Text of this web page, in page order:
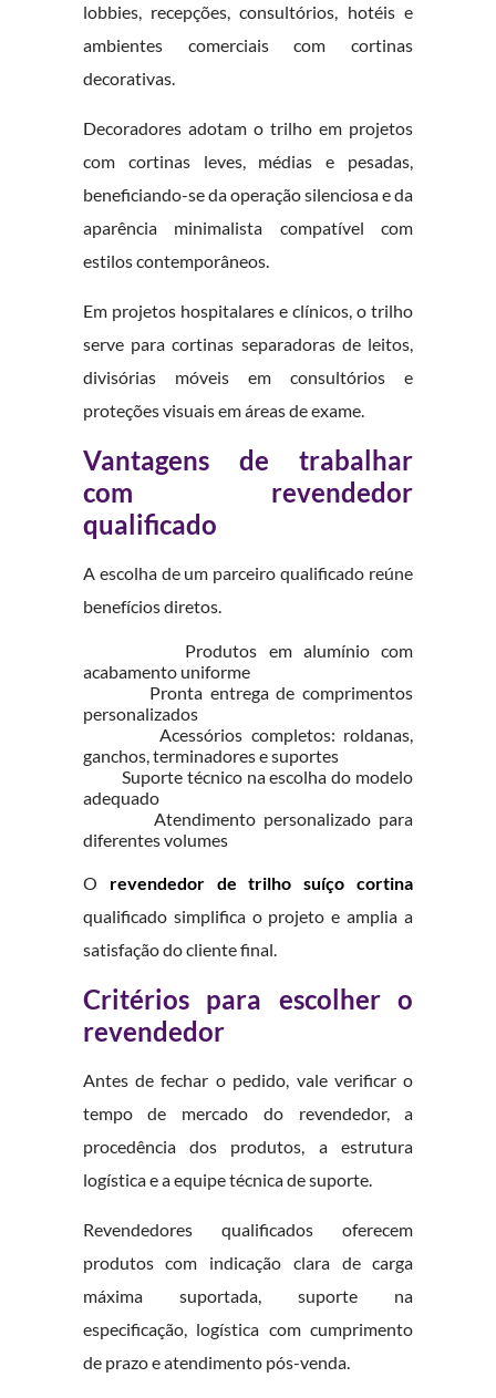
lobbies, recepções, consultórios, hotéis e
ambientes comerciais com cortinas
decorativas.
Decoradores adotam o trilho em projetos
com cortinas leves, médias e pesadas,
beneficiando-se da operação silenciosa e da
aparência minimalista compatível com
estilos contemporâneos.
Em projetos hospitalares e clínicos, o trilho
serve para cortinas separadoras de leitos,
divisórias móveis em consultórios e
proteções visuais em áreas de exame.
Vantagens de trabalhar
com revendedor
qualificado
A escolha de um parceiro qualificado reúne
benefícios diretos.
Produtos em alumínio com
acabamento uniforme
Pronta entrega de comprimentos
personalizados
Acessórios completos: roldanas,
ganchos, terminadores e suportes
Suporte técnico na escolha do modelo
adequado
Atendimento personalizado para
diferentes volumes
O revendedor de trilho suíço cortina
qualificado simplifica o projeto e amplia a
satisfação do cliente final.
Critérios para escolher o
revendedor
Antes de fechar o pedido, vale verificar o
tempo de mercado do revendedor, a
procedência dos produtos, a estrutura
logística e a equipe técnica de suporte.
Revendedores qualificados oferecem
produtos com indicação clara de carga
máxima suportada, suporte na
especificação, logística com cumprimento
de prazo e atendimento pós-venda.